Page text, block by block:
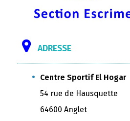
ADRESSE
Centre Sportif El Hogar
54 rue de Hausquette
64600 Anglet